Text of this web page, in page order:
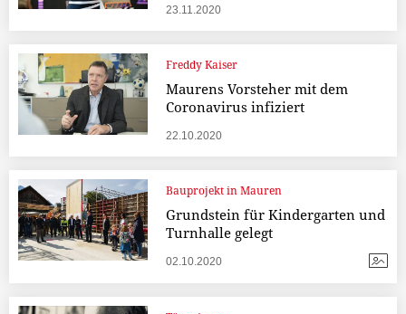
23.11.2020
Freddy Kaiser
Maurens Vorsteher mit dem
Coronavirus infiziert
22.10.2020
Bauprojekt in Mauren
Grundstein für Kindergarten und
Turnhalle gelegt
02.10.2020